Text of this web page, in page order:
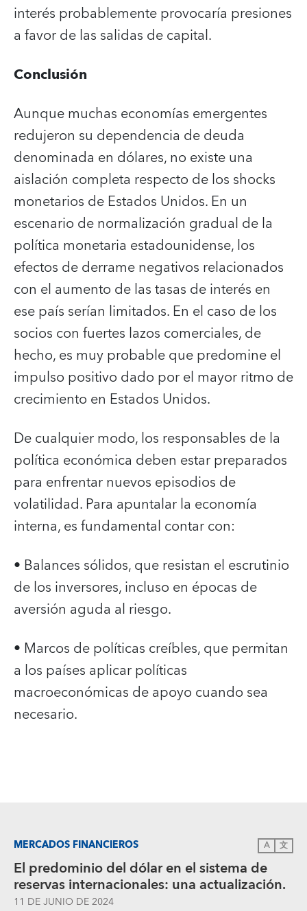
interés probablemente provocaría presiones
a favor de las salidas de capital.
Conclusión
Aunque muchas economías emergentes
redujeron su dependencia de deuda
denominada en dólares, no existe una
aislación completa respecto de los shocks
monetarios de Estados Unidos. En un
escenario de normalización gradual de la
política monetaria estadounidense, los
efectos de derrame negativos relacionados
con el aumento de las tasas de interés en
ese país serían limitados. En el caso de los
socios con fuertes lazos comerciales, de
hecho, es muy probable que predomine el
impulso positivo dado por el mayor ritmo de
crecimiento en Estados Unidos.
De cualquier modo, los responsables de la
política económica deben estar preparados
para enfrentar nuevos episodios de
volatilidad. Para apuntalar la economía
interna, es fundamental contar con:
• Balances sólidos, que resistan el escrutinio
de los inversores, incluso en épocas de
aversión aguda al riesgo.
• Marcos de políticas creíbles, que permitan
a los países aplicar políticas
macroeconómicas de apoyo cuando sea
necesario.
MERCADOS FINANCIEROS A 文
El predominio del dólar en el sistema de
reservas internacionales: una actualización.
11 DE JUNIO DE 2024